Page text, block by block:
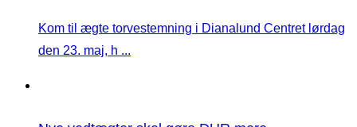
Kom til ægte torvestemning i Dianalund Centret lørdag
den 23. maj, h ...